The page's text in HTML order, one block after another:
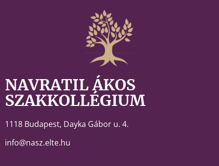
NAVRATIL ÁKOS
SZAKKOLLÉGIUM
1118 Budapest, Dayka Gábor u. 4.
info@nasz.elte.hu